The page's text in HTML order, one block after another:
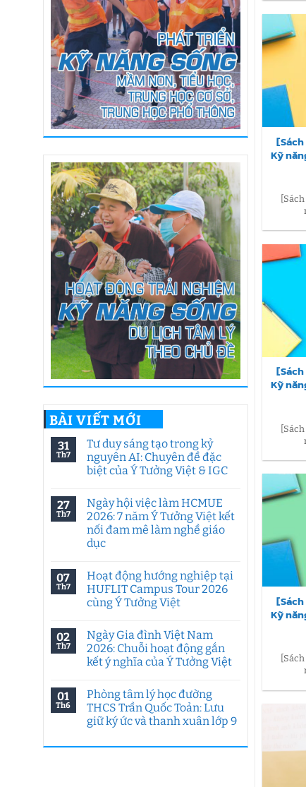
BÀI VIẾT MỚI
31
Th7
Tư duy sáng tạo trong kỷ
nguyên AI: Chuyên đề đặc
biệt của Ý Tưởng Việt & IGC
bình
luận
ở
Tư
duy
sáng
kỷ
nguyên
AI:
Chuyên
biệt
của
Ý
Tưởng
Việt
27
Th7
Ngày hội việc làm HCMUE
2026: 7 năm Ý Tưởng Việt kết
nối đam mê làm nghề giáo
dục
bình
luận
ở
Ngày
làm
HCMUE
2026:
7
năm
Việt
kết
nối
đam
nghề
07
Th7
Hoạt động hướng nghiệp tại
HUFLIT Campus Tour 2026
cùng Ý Tưởng Việt
bình
luận
ở
Hoạt
nghiệp
tại
HUFLIT
Campus
Tour
cùng
02
Th7
Ngày Gia đình Việt Nam
2026: Chuỗi hoạt động gắn
kết ý nghĩa của Ý Tưởng Việt
bình
luận
ở
Ngày
Gia
Việt
01
Th6
Phòng tâm lý học đường
THCS Trần Quốc Toản: Lưu
giữ ký ức và thanh xuân lớp 9
có
Kỹ
Kỹ
Kỹ